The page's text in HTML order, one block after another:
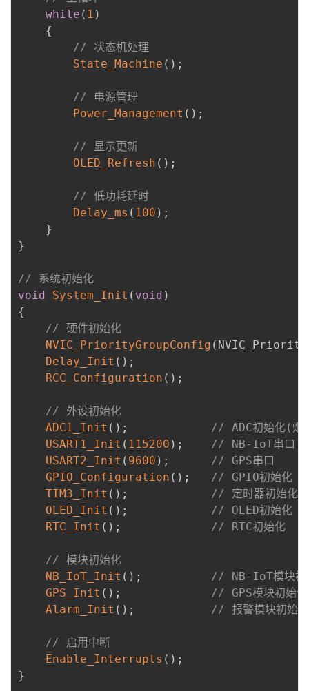
while ( 1 )
{
// 状态机处理
State_Machine ( ) ;
// 电源管理
Power_Management ( ) ;
// 显示更新
OLED_Refresh ( ) ;
// 低功耗延时
Delay_ms ( 100 ) ;
}
}
// 系统初始化
void
System_Init ( void )
{
// 硬件初始化
NVIC_PriorityGroupConfig (
Delay_Init ( ) ;
RCC_Configuration ( ) ;
// 外设初始化
ADC1_Init ( ) ;
// ADC初始化(烟
USART1_Init ( 115200 ) ;
// NB-IoT串口
USART2_Init ( 9600 ) ;
// GPS串口
GPIO_Configuration ( ) ;
// GPIO初始化
TIM3_Init ( ) ;
// 定时器初始化(
OLED_Init ( ) ;
// OLED初始化
RTC_Init ( ) ; // RTC初始化
// 模块初始化
NB_IoT_Init ( ) ;
// NB-IoT模块初
GPS_Init ( ) ;
// GPS模块初始化
Alarm_Init ( ) ; // 报警模块初始化
// 启用中断
Enable_Interrupts ( ) ;
}